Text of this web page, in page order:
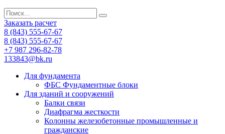
Заказать расчет
8 (843) 555-67-67
8 (843) 555-67-67
+7 987 296-82-78
133843@bk.ru
Для фундамента
ФБС Фундаментные блоки
Для зданий и сооружений
Балки связи
Диафрагма жесткости
Колонны железобетонные промышленные и
гражданские